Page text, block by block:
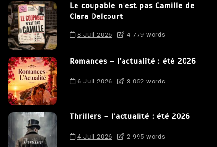
Le coupable n’est pas Camille de
Clara Delcourt
8 Juil 2026 4 779 words
Romances – l’actualité : été 2026
6 Juil 2026 3 052 words
Thrillers – l’actualité : été 2026
4 Juil 2026 2 995 words